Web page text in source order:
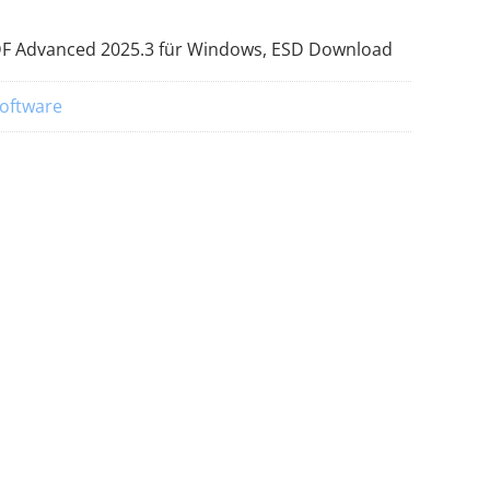
Advanced 2025.3 für Windows, ESD Download